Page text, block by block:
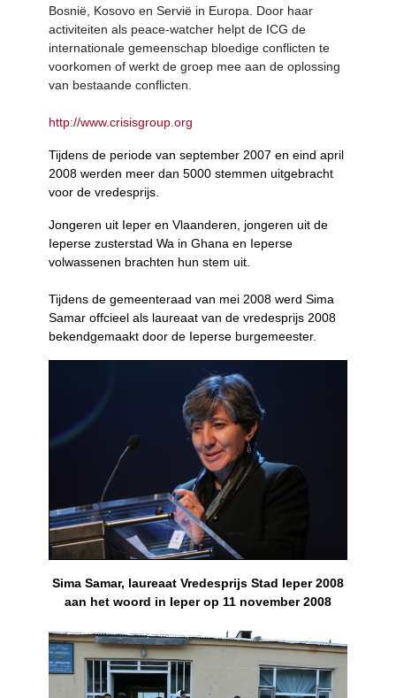
Bosnië, Kosovo en Servië in Europa. Door haar
activiteiten als peace-watcher helpt de ICG de
internationale gemeenschap bloedige conflicten te
voorkomen of werkt de groep mee aan de oplossing
van bestaande conflicten.
http://www.crisisgroup.org
Tijdens de periode van september 2007 en eind april
2008 werden meer dan 5000 stemmen uitgebracht
voor de vredesprijs.
Jongeren uit Ieper en Vlaanderen, jongeren uit de
Ieperse zusterstad Wa in Ghana en Ieperse
volwassenen brachten hun stem uit.
Tijdens de gemeenteraad van mei 2008 werd Sima
Samar offcieel als laureaat van de vredesprijs 2008
bekendgemaakt door de Ieperse burgemeester.
Sima Samar, laureaat Vredesprijs Stad Ieper 2008
aan het woord in Ieper op 11 november 2008